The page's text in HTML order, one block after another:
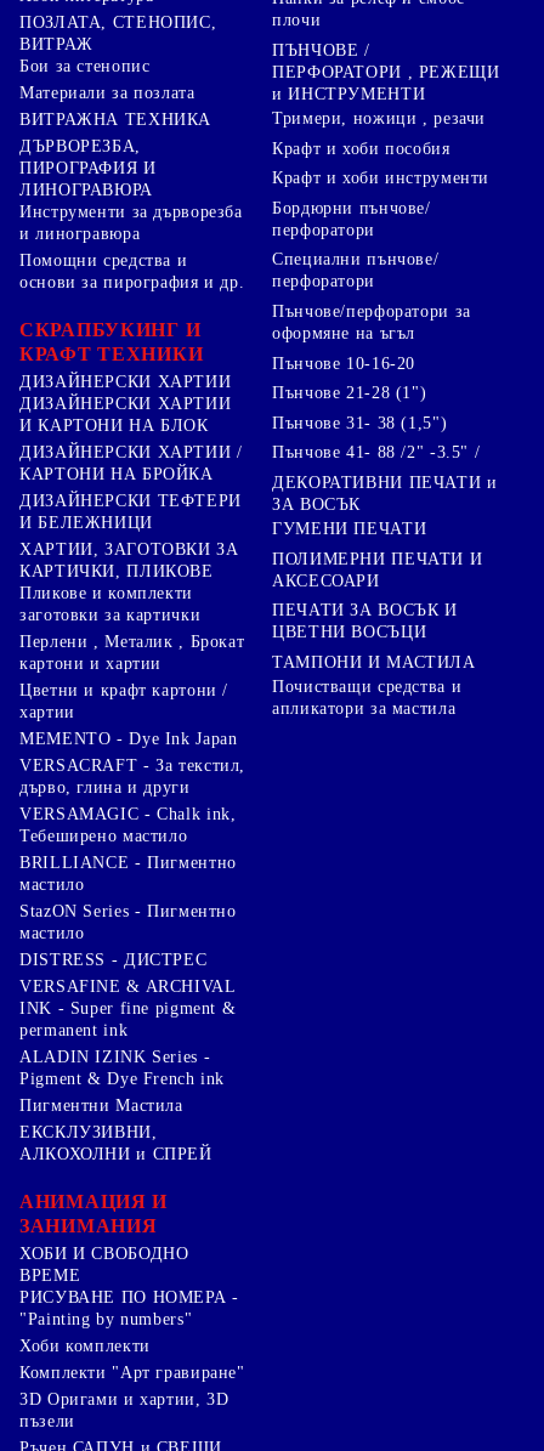
ПОЗЛАТА, СТЕНОПИС,
ВИТРАЖ
Бои за стенопис
Материали за позлата
ВИТРАЖНА ТЕХНИКА
ДЪРВОРЕЗБА,
ПИРОГРАФИЯ И
ЛИНОГРАВЮРА
Инструменти за дърворезба
и линогравюра
Помощни средства и
основи за пирография и др.
СКРАПБУКИНГ И
КРАФТ ТЕХНИКИ
ДИЗАЙНЕРСКИ ХАРТИИ
ДИЗАЙНЕРСКИ ХАРТИИ
И КАРТОНИ НА БЛОК
ДИЗАЙНЕРСКИ ХАРТИИ /
КАРТОНИ НА БРОЙКА
ДИЗАЙНЕРСКИ ТЕФТЕРИ
И БЕЛЕЖНИЦИ
ХАРТИИ, ЗАГОТОВКИ ЗА
КАРТИЧКИ, ПЛИКОВЕ
Пликове и комплекти
заготовки за картички
Перлени , Металик , Брокат
картони и хартии
Цветни и крафт картони /
хартии
плочи
ПЪНЧОВЕ /
ПЕРФОРАТОРИ , РЕЖЕЩИ
и ИНСТРУМЕНТИ
Тримери, ножици , резачи
Крафт и хоби пособия
Крафт и хоби инструменти
Бордюрни пънчове/
перфоратори
Специални пънчове/
перфоратори
Пънчове/перфоратори за
оформяне на ъгъл
Пънчове 10-16-20
Пънчове 21-28 (1")
Пънчове 31- 38 (1,5")
Пънчове 41- 88 /2" -3.5" /
ДЕКОРАТИВНИ ПЕЧАТИ и
ЗА ВОСЪК
ГУМЕНИ ПЕЧАТИ
ПОЛИМЕРНИ ПЕЧАТИ И
АКСЕСОАРИ
ПЕЧАТИ ЗА ВОСЪК И
ЦВЕТНИ ВОСЪЦИ
ТАМПОНИ И МАСТИЛА
Почистващи средства и
апликатори за мастила
MEMENTO - Dye Ink Japan
VERSACRAFT - За текстил,
дърво, глина и други
VERSAMAGIC - Chalk ink,
Тебеширено мастило
BRILLIANCE - Пигментно
мастило
StazON Series - Пигментно
мастило
DISTRESS - ДИСТРЕС
VERSAFINE & ARCHIVAL
INK - Super fine pigment &
permanent ink
ALADIN IZINK Series -
Pigment & Dye French ink
Пигментни Мастила
ЕКСКЛУЗИВНИ,
АЛКОХОЛНИ и СПРЕЙ
АНИМАЦИЯ И
ЗАНИМАНИЯ
ХОБИ И СВОБОДНО
ВРЕМЕ
РИСУВАНЕ ПО НОМЕРА -
"Painting by numbers"
Хоби комплекти
Комплекти "Арт гравиране"
3D Оригами и хартии, 3D
пъзели